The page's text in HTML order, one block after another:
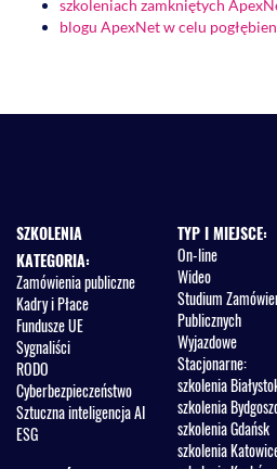
szkoleniach zamkniętych
blogu ApexNet w celu
SZKOLENIA
KATEGORIA:
Zamówienia publiczne
Kadry i Płace
Fundusze UE
Sygnaliści
RODO
Cyberbezpieczeństwo
Sztuczna inteligencja AI
ESG
TYP I MIEJSCE:
On-line
Wideo
Studium
Publicznych
Wyjazdowe
Stacjonarne:
szkolenia
szkolenia
szkolenia Gdańsk
szkolenia